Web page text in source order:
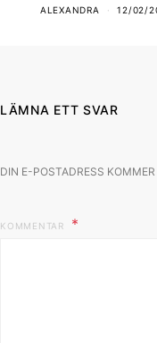
ALEXANDRA 12/02/
LÄMNA ETT SVAR
DIN E-POSTADRESS
KOMMENTAR